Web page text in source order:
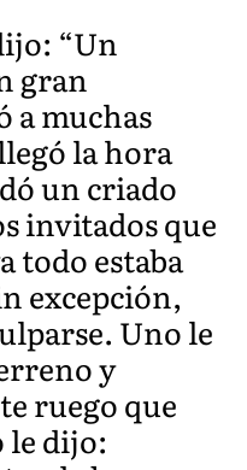
“Un
gran
a muchas
la hora
un criado
invitados que
todo estaba
excepción,
Uno le
y
ruego que
le dijo: